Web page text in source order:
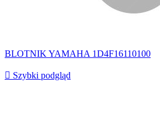
BLOTNIK YAMAHA 1D4F16110100
 Szybki podgląd